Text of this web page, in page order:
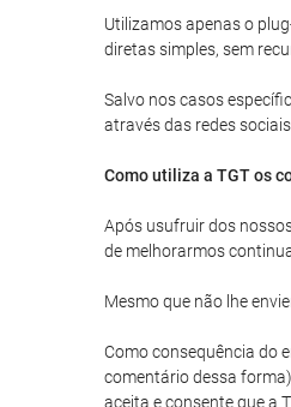
Utilizamos apenas o
diretas simples, sem
Salvo nos casos
através das redes sociais.
Como utiliza a TGT os
Após usufruir dos
de melhorarmos
Mesmo que não lhe
Como consequência do
comentário dessa
aceita e consente que a